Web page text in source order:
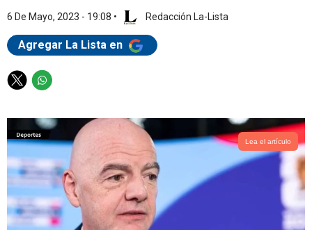
6 De Mayo, 2023 - 19:08 • Redacción La-Lista
Agregar La Lista en
T
i
t
t
e
r
W
a
t
s
a
p
p
Lea el artículo